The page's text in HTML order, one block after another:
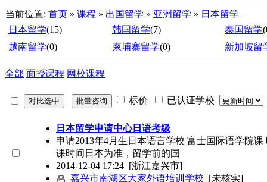
当前位置: 首页 » 课程 » 出国留学 » 亚洲留学 » 日本留学
日本留学(15) 韩国留学(7) 泰国留学
越南留学(0) 柬埔寨留学(0) 新加坡留
全部 面授课程 网校课程
标价 已认证学校
日本留学申请中心日语考级
申请2013年4月生日本语言学校 富士国际语学院
课时间日本为准，留学前的国
2014-12-04 17:24 [浙江嘉兴市]
嘉兴市南湖区大家外语培训学校 [未核实]